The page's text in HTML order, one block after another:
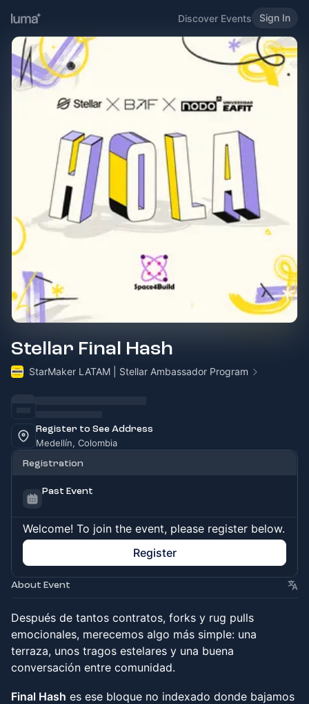
Discover Events Sign In
Stellar Final Hash
StarMaker LATAM | Stellar Ambassador Program
Register to See Address
Medellín, Colombia
Registration
Past Event
Welcome! To join the event, please register below.
Register
About Event
Después de tantos contratos, forks y rug pulls
emocionales, merecemos algo más simple: una
terraza, unos tragos estelares y una buena
conversación entre comunidad.
Final Hash es ese bloque no indexado donde bajamos